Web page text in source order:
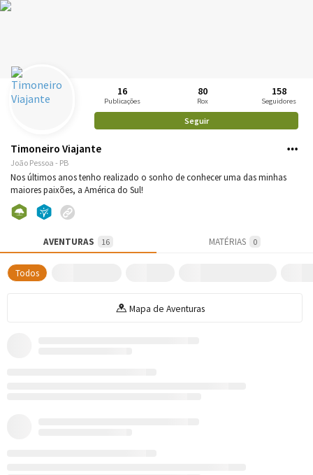
16
Publicações
80
Rox
158
Seguidores
Seguir
Timoneiro Viajante
João Pessoa - PB
Nos últimos anos tenho realizado o sonho de conhecer uma das minhas
maiores paixões, a América do Sul!
AVENTURAS 16 MATÉRIAS 0
Todos
Mapa de Aventuras